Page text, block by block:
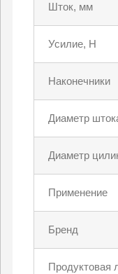
Шток, мм
Усилие, Н
Наконечники
Диаметр
Диаметр
Применение
Бренд
Продуктовая